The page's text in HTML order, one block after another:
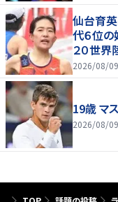
仙台育
代６位
２０世界
2026/08/
19歳 マ
2026/08/